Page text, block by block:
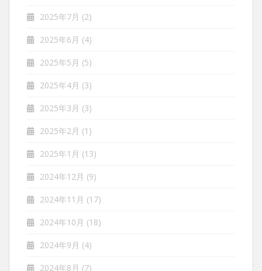
2025年7月 (2)
2025年6月 (4)
2025年5月 (5)
2025年4月 (3)
2025年3月 (3)
2025年2月 (1)
2025年1月 (13)
2024年12月 (9)
2024年11月 (17)
2024年10月 (18)
2024年9月 (4)
2024年8月 (7)